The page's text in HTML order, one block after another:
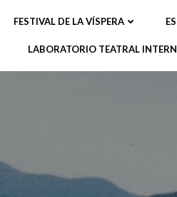
FESTIVAL DE LA VÍSPERA
LABORATORIO TEATRAL